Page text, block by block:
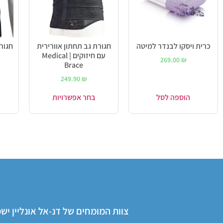
כרית ויסקו לבנדר למיטה
269.00 ₪
הוספה לסל
חגורת גב תחתון אוורירית
עם חיזוקים | Medical
Brace
249.90 ₪
בחר אפשרויות
צוות המומחים של דנ-אל אונליין